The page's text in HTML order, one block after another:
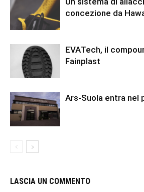
concezione da
EVATech, il
Fainplast
Ars-Suola entra nel
LASCIA UN COMMENTO